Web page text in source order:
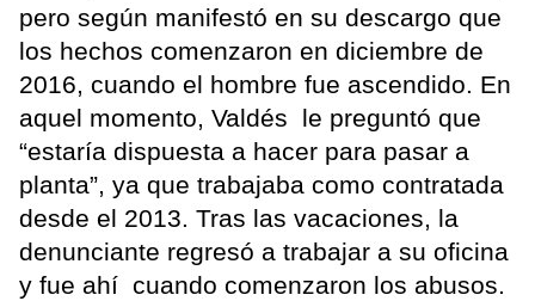
pero según manifestó en su descargo que
los hechos comenzaron en diciembre de
2016, cuando el hombre fue ascendido. En
aquel momento, Valdés le preguntó que
“estaría dispuesta a hacer para pasar a
planta”, ya que trabajaba como contratada
desde el 2013. Tras las vacaciones, la
denunciante regresó a trabajar a su oficina
y fue ahí cuando comenzaron los abusos.